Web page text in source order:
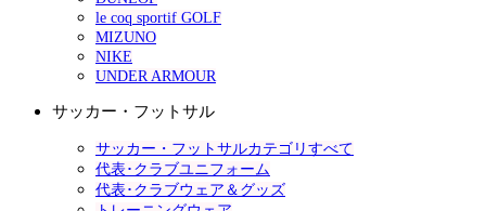
le coq sportif GOLF
MIZUNO
NIKE
UNDER ARMOUR
サッカー・フットサル
サッカー・フットサルカテゴリすべて
代表･クラブユニフォーム
代表･クラブウェア＆グッズ